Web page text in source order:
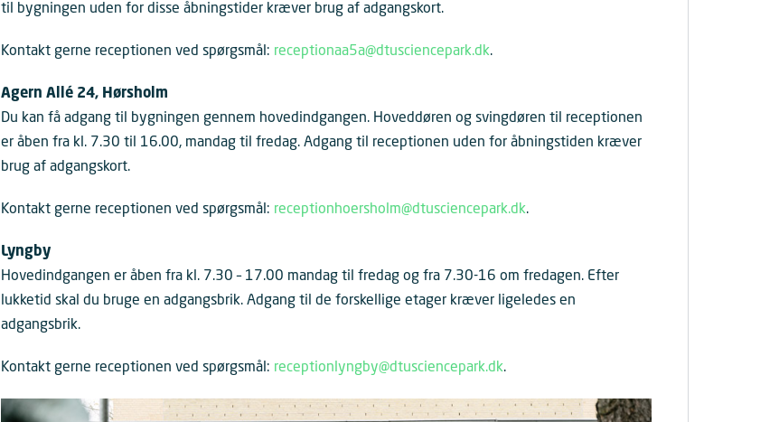
til bygningen uden for disse åbningstider kræver brug af adgangskort.
Kontakt gerne receptionen ved spørgsmål: receptionaa5a@dtusciencepark.dk.
Agern Allé 24, Hørsholm
Du kan få adgang til bygningen gennem hovedindgangen. Hoveddøren og svingdøren til receptionen
er åben fra kl. 7.30 til 16.00, mandag til fredag. Adgang til receptionen uden for åbningstiden kræver
brug af adgangskort.
Kontakt gerne receptionen ved spørgsmål: receptionhoersholm@dtusciencepark.dk.
Lyngby
Hovedindgangen er åben fra kl. 7.30 – 17.00 mandag til fredag og fra 7.30-16 om fredagen. Efter
lukketid skal du bruge en adgangsbrik. Adgang til de forskellige etager kræver ligeledes en
adgangsbrik.
Kontakt gerne receptionen ved spørgsmål: receptionlyngby@dtusciencepark.dk.